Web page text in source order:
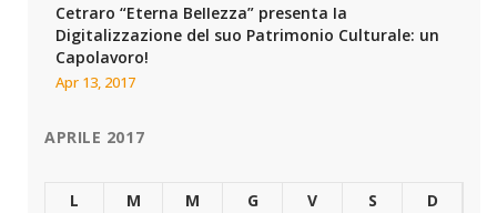
Cetraro “Eterna Bellezza” presenta la
Digitalizzazione del suo Patrimonio Culturale: un
Capolavoro!
Apr 13, 2017
APRILE 2017
L M M G V S
D